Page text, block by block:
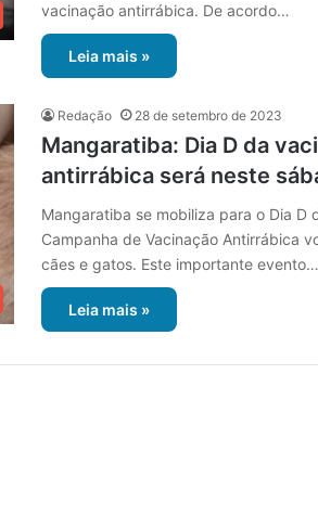
vacinação antirrábica. De acordo…
Leia mais »
Redação 28 de setembro de 2023
Mangaratiba: Dia D da
antirrábica será neste
Mangaratiba se mobiliza para o Dia D
Campanha de Vacinação Antirrábica
cães e gatos. Este importante evento…
Leia mais »